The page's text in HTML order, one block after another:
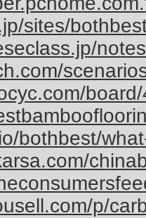
sites/
bothbest/
p/